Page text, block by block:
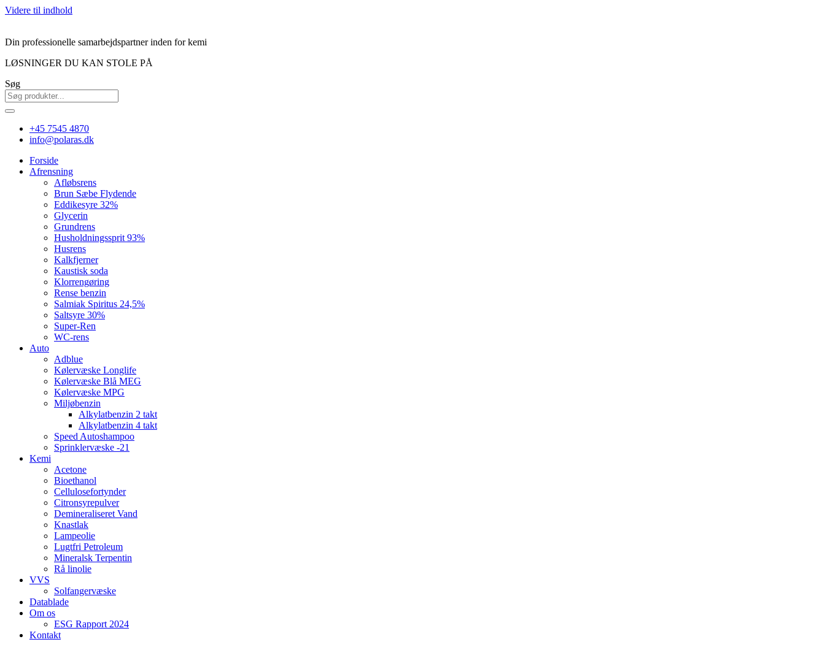
Videre til indhold
Din professionelle samarbejdspartner inden for kemi
LØSNINGER DU KAN STOLE PÅ
Søg
+45 7545 4870
info@polaras.dk
Forside
Afrensning
Afløbsrens
Brun Sæbe Flydende
Eddikesyre 32%
Glycerin
Grundrens
Husholdningssprit 93%
Husrens
Kalkfjerner
Kaustisk soda
Klorrengøring
Rense benzin
Salmiak Spiritus 24,5%
Saltsyre 30%
Super-Ren
WC-rens
Auto
Adblue
Kølervæske Longlife
Kølervæske Blå MEG
Kølervæske MPG
Miljøbenzin
Alkylatbenzin 2 takt
Alkylatbenzin 4 takt
Speed Autoshampoo
Sprinklervæske -21
Kemi
Acetone
Bioethanol
Cellulosefortynder
Citronsyrepulver
Demineraliseret Vand
Knastlak
Lampeolie
Lugtfri Petroleum
Mineralsk Terpentin
Rå linolie
VVS
Solfangervæske
Datablade
Om os
ESG Rapport 2024
Kontakt